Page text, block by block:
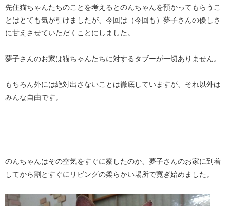
先住猫ちゃんたちのことを考えるとのんちゃんを預かってもらうこ
とはとても気が引けましたが、今回は（今回も）夢子さんの優しさ
に甘えさせていただくことにしました。
夢子さんのお家は猫ちゃんたちに対するタブーが一切ありません。
もちろん外には絶対出さないことは徹底していますが、それ以外は
みんな自由です。
のんちゃんはその空気をすぐに察したのか、夢子さんのお家に到着
してから割とすぐにリビングの柔らかい場所で寛ぎ始めました。